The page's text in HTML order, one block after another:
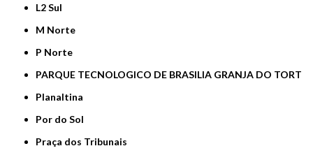
L2 Sul
M Norte
P Norte
PARQUE TECNOLOGICO DE BRASILIA GRANJA DO TORT
Planaltina
Por do Sol
Praça dos Tribunais